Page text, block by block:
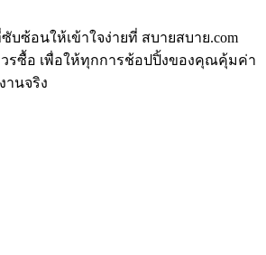
บซ้อนให้เข้าใจง่ายที่ สบายสบาย.com
รซื้อ เพื่อให้ทุกการช้อปปิ้งของคุณคุ้มค่า
านจริง